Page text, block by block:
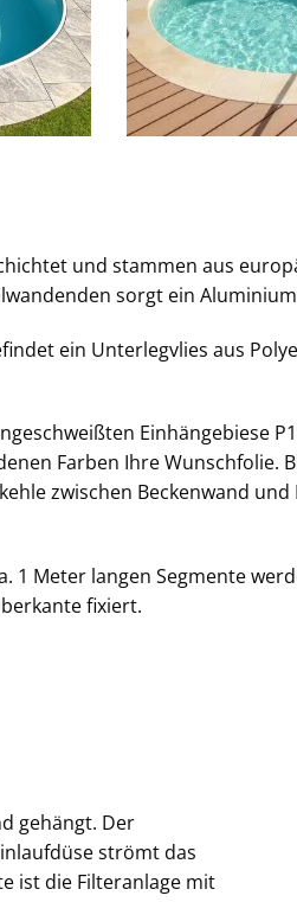
und stammen aus
sorgt ein
ein Unterlegvlies aus
Einhängebiese
Farben Ihre Wunschfolie.
zwischen Beckenwand
1 Meter langen Segmente
fixiert.
gehängt. Der
strömt das
ist die Filteranlage mit